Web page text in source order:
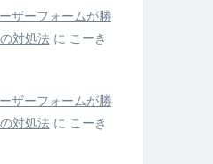
ザーフォームが勝
対処法に こーき
ザーフォームが勝
対処法に こーき